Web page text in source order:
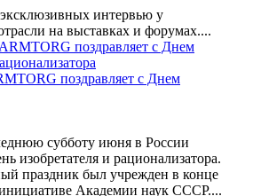
интервью у
на выставках и форумах....
поздравляет с Днем
субботу июня в России
изобретателя и рационализатора.
праздник был учрежден в конце
Академии наук СССР....